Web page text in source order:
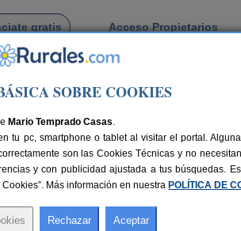
gratis Acceso Propietarios
SOBRE COOKIES
Mario Temprado Casas.
pc, smartphone o tablet al visitar el portal.
son las Cookies Técnicas y no
y con publicidad ajustada a tus búsquedas.
Más información en nuestra POLÍTICA DE